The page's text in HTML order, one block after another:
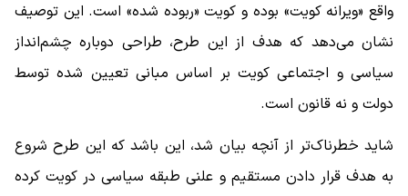
واقع «ویرانه کویت» بوده و کویت «ربوده شده» است. این توصیف
نشان می‌دهد که هدف از این طرح، طراحی دوباره چشم‌انداز
سیاسی و اجتماعی کویت بر اساس مبانی تعیین شده توسط
دولت و نه قانون است.
شاید خطرناک‌تر از آنچه بیان شد، این باشد که این طرح شروع
به هدف قرار دادن مستقیم و علنی طبقه سیاسی در کویت کرده